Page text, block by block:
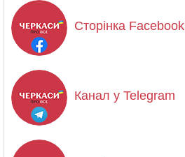
Сторінка Facebook
Канал у Telegram